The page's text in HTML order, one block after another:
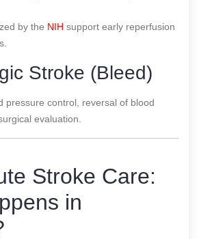
by the NIH support early reperfusion
Stroke (Bleed)
pressure control, reversal of blood
evaluation.
Stroke Care:
in